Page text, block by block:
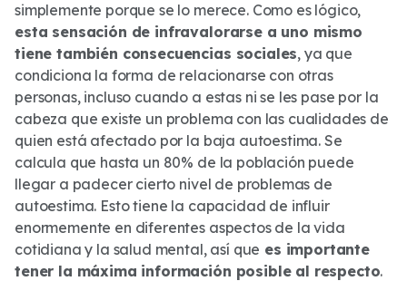
simplemente porque se lo merece. Como es lógico,
esta sensación de infravalorarse a uno mismo
tiene también consecuencias sociales, ya que
condiciona la forma de relacionarse con otras
personas, incluso cuando a estas ni se les pase por la
cabeza que existe un problema con las cualidades de
quien está afectado por la baja autoestima. Se
calcula que hasta un 80% de la población puede
llegar a padecer cierto nivel de problemas de
autoestima. Esto tiene la capacidad de influir
enormemente en diferentes aspectos de la vida
cotidiana y la salud mental, así que es importante
tener la máxima información posible al respecto.